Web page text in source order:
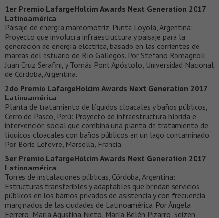
1er Premio LafargeHolcim Awards Next Generation 2017
Latinoamérica
Paisaje de energía mareomotriz, Punta Loyola, Argentina:
Proyecto que involucra infraestructura y paisaje para la
generación de energía eléctrica, basado en las corrientes de
mareas del estuario de Río Gallegos. Por Stefano Romagnoli,
Juan Cruz Serafini, y Tomás Pont Apóstolo, Universidad Nacional
de Córdoba, Argentina.
2do Premio LafargeHolcim Awards Next Generation 2017
Latinoamérica
Planta de tratamiento de líquidos cloacales y baños públicos,
Cerro de Pasco, Perú: Proyecto de infraestructura híbrida e
intervención social que combina una planta de tratamiento de
líquidos cloacales con baños públicos en un lago contaminado.
Por Boris Lefevre, Marsella, Francia.
3er Premio LafargeHolcim Awards Next Generation 2017
Latinoamérica
Torres de instalaciones públicas, Córdoba, Argentina:
Estructuras transferibles y adaptables que brindan servicios
públicos en los barrios privados de asistencia y con frecuencia
marginados de las ciudades de Latinoamérica. Por Ángela
Ferrero, María Agustina Nieto, María Belén Pizarro, Seizen